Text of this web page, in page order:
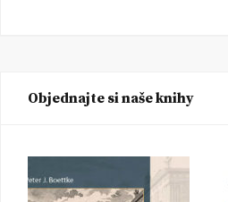
Objednajte si naše knihy